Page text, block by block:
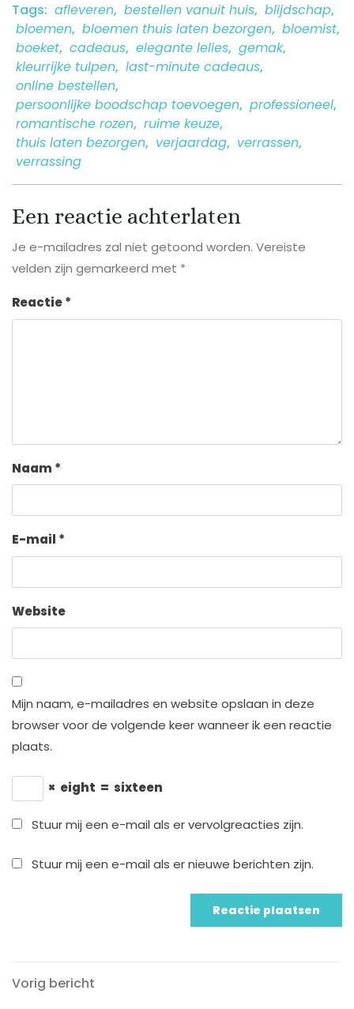
Tags: afleveren, bestellen vanuit huis, blijdschap,
bloemen, bloemen thuis laten bezorgen, bloemist,
boeket, cadeaus, elegante lelies, gemak,
kleurrijke tulpen, last-minute cadeaus,
online bestellen,
persoonlijke boodschap toevoegen, professioneel,
romantische rozen, ruime keuze,
thuis laten bezorgen, verjaardag, verrassen,
verrassing
Een reactie achterlaten
Je e-mailadres zal niet getoond worden. Vereiste
velden zijn gemarkeerd met *
Reactie*
Naam *
E-mail *
Website
Mijn naam, e-mailadres en website opslaan in deze
browser voor de volgende keer wanneer ik een reactie
plaats.
× eight = sixteen
Stuur mij een e-mail als er vervolgreacties zijn.
Stuur mij een e-mail als er nieuwe berichten zijn.
Berichtnavigatie
Vorig
Vorig bericht